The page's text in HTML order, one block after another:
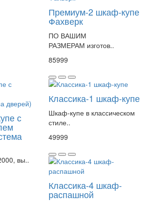
Премиум-2 шкаф-купе
Фахверк
ПО ВАШИМ
РАЗМЕРАМ изготов..
85999
с
вы..
Классика-1 шкаф-купе
Шкаф-купе в классическом
стиле..
49999
Классика-4 шкаф-
распашной